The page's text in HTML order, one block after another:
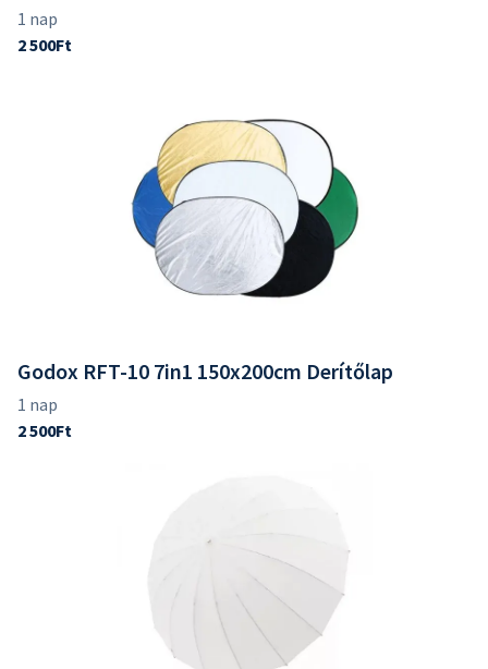
Godox RFT-10 7in1 150x200cm Derítőlap